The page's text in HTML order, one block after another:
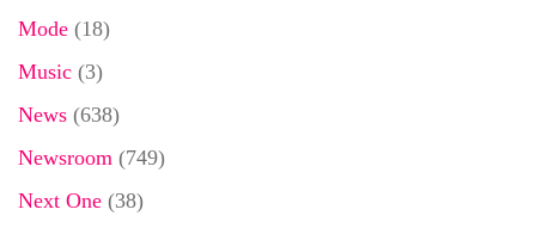
Mode (18)
Music (3)
News (638)
Newsroom (749)
Next One (38)